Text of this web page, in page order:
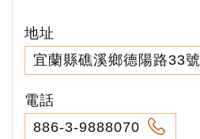
地址
宜蘭縣礁溪鄉德陽路33號
電話
886-3-9888070